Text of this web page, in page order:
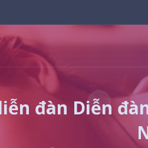
đàn Diễn